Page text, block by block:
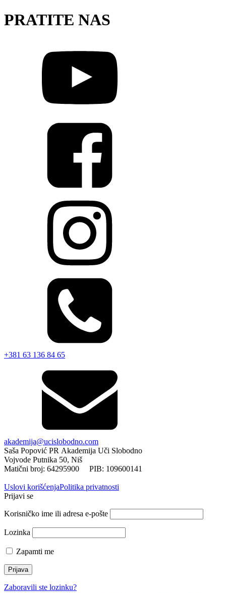
PRATITE NAS
+381 63 136 84 65
akademija@ucislobodno.com
Saša Popović PR Akademija Uči Slobodno
Vojvode Putnika 50, Niš
Matični broj: 64295900 PIB: 109600141
Uslovi korišćenjaPolitika privatnosti
Prijavi se
Korisničko ime ili adresa e-pošte
Lozinka
Zapamti me
Zaboravili ste lozinku?